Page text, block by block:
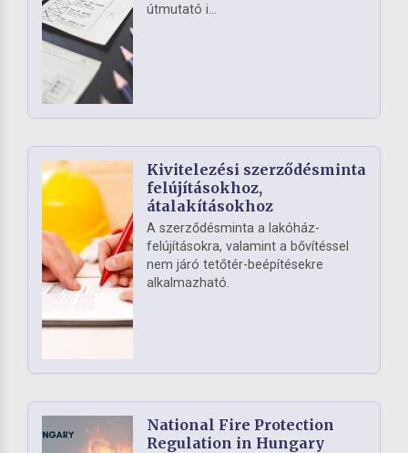
útmutató i...
Kivitelezési szerződésminta
felújításokhoz,
átalakításokhoz
A szerződésminta a lakóház-
felújításokra, valamint a bővítéssel
nem járó tetőtér-beépítésekre
alkalmazható.
National Fire Protection
Regulation in Hungary